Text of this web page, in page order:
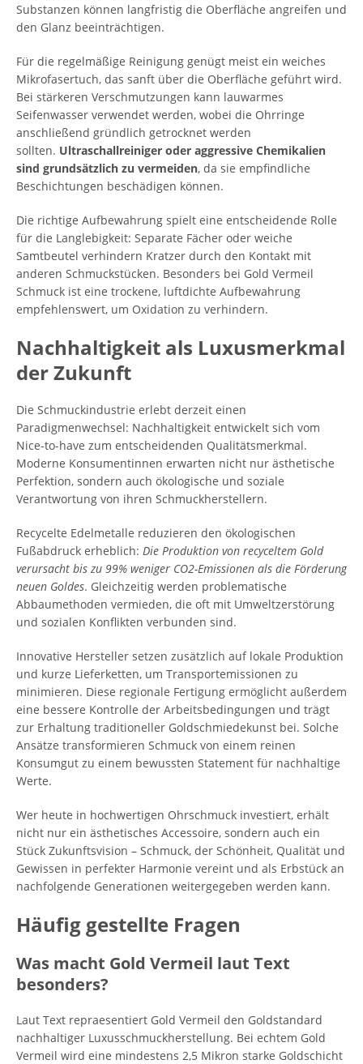
Substanzen können langfristig die Oberfläche angreifen und
den Glanz beeinträchtigen.
Für die regelmäßige Reinigung genügt meist ein weiches
Mikrofasertuch, das sanft über die Oberfläche geführt wird.
Bei stärkeren Verschmutzungen kann lauwarmes
Seifenwasser verwendet werden, wobei die Ohrringe
anschließend gründlich getrocknet werden
sollten. Ultraschallreiniger oder aggressive Chemikalien
sind grundsätzlich zu vermeiden, da sie empfindliche
Beschichtungen beschädigen können.
Die richtige Aufbewahrung spielt eine entscheidende Rolle
für die Langlebigkeit: Separate Fächer oder weiche
Samtbeutel verhindern Kratzer durch den Kontakt mit
anderen Schmuckstücken. Besonders bei Gold Vermeil
Schmuck ist eine trockene, luftdichte Aufbewahrung
empfehlenswert, um Oxidation zu verhindern.
Nachhaltigkeit als Luxusmerkmal
der Zukunft
Die Schmuckindustrie erlebt derzeit einen
Paradigmenwechsel: Nachhaltigkeit entwickelt sich vom
Nice-to-have zum entscheidenden Qualitätsmerkmal.
Moderne Konsumentinnen erwarten nicht nur ästhetische
Perfektion, sondern auch ökologische und soziale
Verantwortung von ihren Schmuckherstellern.
Recycelte Edelmetalle reduzieren den ökologischen
Fußabdruck erheblich: Die Produktion von recyceltem Gold
verursacht bis zu 99% weniger CO2-Emissionen als die Förderung
neuen Goldes. Gleichzeitig werden problematische
Abbaumethoden vermieden, die oft mit Umweltzerstörung
und sozialen Konflikten verbunden sind.
Innovative Hersteller setzen zusätzlich auf lokale Produktion
und kurze Lieferketten, um Transportemissionen zu
minimieren. Diese regionale Fertigung ermöglicht außerdem
eine bessere Kontrolle der Arbeitsbedingungen und trägt
zur Erhaltung traditioneller Goldschmiedekunst bei. Solche
Ansätze transformieren Schmuck von einem reinen
Konsumgut zu einem bewussten Statement für nachhaltige
Werte.
Wer heute in hochwertigen Ohrschmuck investiert, erhält
nicht nur ein ästhetisches Accessoire, sondern auch ein
Stück Zukunftsvision – Schmuck, der Schönheit, Qualität und
Gewissen in perfekter Harmonie vereint und als Erbstück an
nachfolgende Generationen weitergegeben werden kann.
Häufig gestellte Fragen
Was macht Gold Vermeil laut Text
besonders?
Laut Text repraesentiert Gold Vermeil den Goldstandard
nachhaltiger Luxusschmuckherstellung. Bei echtem Gold
Vermeil wird eine mindestens 2,5 Mikron starke Goldschicht